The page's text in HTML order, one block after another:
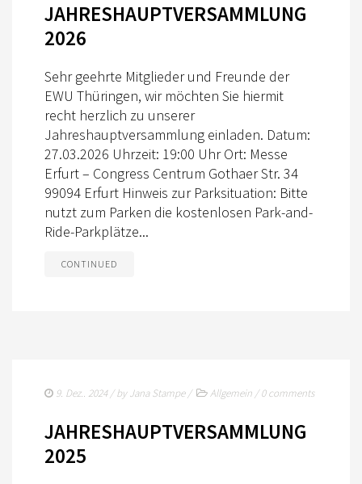
LANDESVERBÄNDE
MITGLIED WERDEN
SATZUNG/RECHTSORDNUNG
TURNIERSPORT
THÜRINGEN TROPHY
JUNGPFERDEPROGRAMM
TURNIERFACHLEUTE
FAQ TURNIERE
TRAINERAUSBILDUNG
JAHRESHAUPTVERSAMMLUNG
2026
Sehr geehrte Mitglieder und Freunde der
EWU Thüringen, wir möchten Sie hiermit
recht herzlich zu unserer
Jahreshauptversammlung einladen. Datum:
27.03.2026 Uhrzeit: 19:00 Uhr Ort: Messe
Erfurt – Congress Centrum Gothaer Str. 34
99094 Erfurt Hinweis zur Parksituation: Bitte
nutzt zum Parken die kostenlosen Park-and-
Ride-Parkplätze...
CONTINUED
9. Dez.. 2024/ byJana Stampe/ Allgemein /0 comments
JAHRESHAUPTVERSAMMLUNG
2025